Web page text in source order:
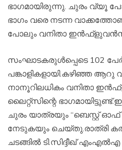
ഭാഗമായിരുന്നു. ചുരം വ്യൂ
ഭാഗം വരെ നടന്ന
പോലും വനിതാ
സംഘാടകരുൾപ്പെടെ 102
പങ്കാളികളായി.കഴിഞ്ഞ ആറു
നാനൂറിലധികം വനിതാ
ലൈറ്റ്സിന്റെ
ചുരം യാത്രയും “ബെസ്റ്റ്
നേടുകയും ചെയ്തു.രാത്രി
ചടങ്ങിൽ ടി.സിദ്ദീഖ്